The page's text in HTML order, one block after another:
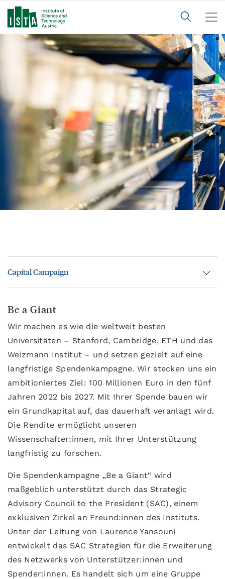
Capital Campaign
Be a Giant
Wir machen es wie die weltweit besten
Universitäten – Stanford, Cambridge, ETH und das
Weizmann Institut – und setzen gezielt auf eine
langfristige Spendenkampagne. Wir stecken uns ein
ambitioniertes Ziel: 100 Millionen Euro in den fünf
Jahren 2022 bis 2027. Mit Ihrer Spende bauen wir
ein Grundkapital auf, das dauerhaft veranlagt wird.
Die Rendite ermöglicht unseren
Wissenschafter:innen, mit Ihrer Unterstützung
langfristig zu forschen.
Die Spendenkampagne „Be a Giant“ wird
maßgeblich unterstützt durch das Strategic
Advisory Council to the President (SAC), einem
exklusiven Zirkel an Freund:innen des Instituts.
Unter der Leitung von Laurence Yansouni
entwickelt das SAC Strategien für die Erweiterung
des Netzwerks von Unterstützer:innen und
Spender:innen. Es handelt sich um eine Gruppe